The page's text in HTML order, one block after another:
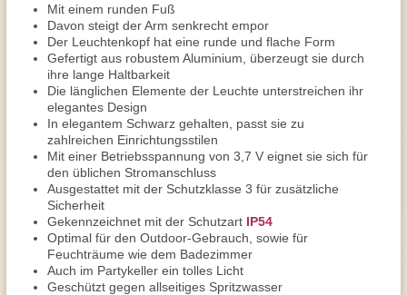
Mit einem runden Fuß
Davon steigt der Arm senkrecht empor
Der Leuchtenkopf hat eine runde und flache Form
Gefertigt aus robustem Aluminium, überzeugt sie durch
ihre lange Haltbarkeit
Die länglichen Elemente der Leuchte unterstreichen ihr
elegantes Design
In elegantem Schwarz gehalten, passt sie zu
zahlreichen Einrichtungsstilen
Mit einer Betriebsspannung von 3,7 V eignet sie sich für
den üblichen Stromanschluss
Ausgestattet mit der Schutzklasse 3 für zusätzliche
Sicherheit
Gekennzeichnet mit der Schutzart IP54
Optimal für den Outdoor-Gebrauch, sowie für
Feuchträume wie dem Badezimmer
Auch im Partykeller ein tolles Licht
Geschützt gegen allseitiges Spritzwasser